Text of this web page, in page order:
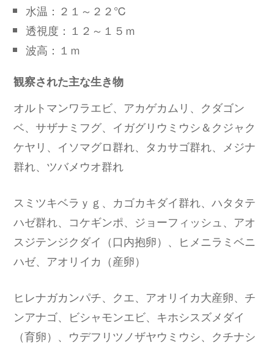
水温：２１～２２℃
透視度：１２～１５ｍ
波高：１ｍ
観察された主な生き物
オルトマンワラエビ、アカゲカムリ、クダゴン
ベ、サザナミフグ、イガグリウミウシ＆クジャク
ケヤリ、イソマグロ群れ、タカサゴ群れ、メジナ
群れ、ツバメウオ群れ
スミツキベラｙｇ、カゴカキダイ群れ、ハタタテ
ハゼ群れ、コケギンポ、ジョーフィッシュ、アオ
スジテンジクダイ（口内抱卵）、ヒメニラミベニ
ハゼ、アオリイカ（産卵）
ヒレナガカンパチ、クエ、アオリイカ大産卵、チ
ンアナゴ、ビシャモンエビ、キホシスズメダイ
（育卵）、ウデフリツノザヤウミウシ、クチナシ